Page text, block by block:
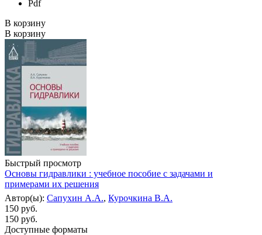
Pdf
В корзину
В корзину
Быстрый просмотр
Основы гидравлики : учебное пособие с задачами и
примерами их решения
Автор(ы): Сапухин А.А., Курочкина В.А.
150 руб.
150 руб.
Доступные форматы